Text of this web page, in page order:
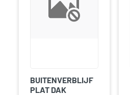
BUITENVERBLIJF
PLAT DAK